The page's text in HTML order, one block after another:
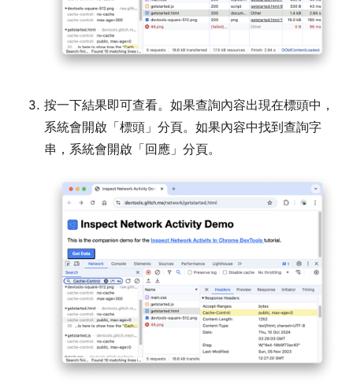
按一下結果即可查看。如果查詢內容出現在標頭中，
系統會開啟「標頭」分頁。如果內容中找到查詢字
串，系統會開啟「回應」 分頁。